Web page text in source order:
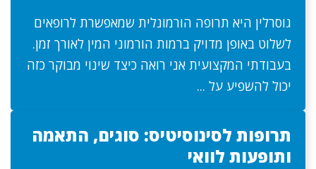
גוסרלין היא תרופה הורמונלית שמאפשרת לרופאים
לשלוט באופן מדויק ברמות הורמוני המין לאורך זמן.
בעבודתי המקצועית אני רואה כיצד שינוי מבוקר כזה
יכול להשפיע על ...
תרופות לסינוסיטיס: סוגים, התאמה
ותופעות לוואי